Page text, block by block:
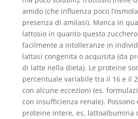
amido (che influenza poco
presenza di amilasi). Manca in
lattosio in quanto questo
facilmente a intolleranze in
lattasi congenita o acquisita (da
di latte nella dieta). Le proteine
percentuale variabile tra il 16 e il
con alcune eccezioni (es.
con insufficienza renale). Possono
proteine intere, es. lattoalbumina